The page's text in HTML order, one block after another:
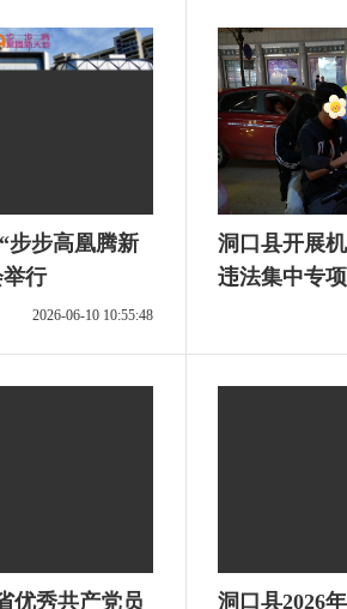
步步高凰腾新
行
2026-06-10 10:55:48
洞口县开展
违法集中专
优秀共产党员
洞口县2026